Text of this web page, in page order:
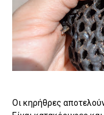
Οι κηρήθρες